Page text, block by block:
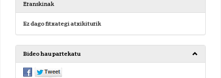
Eranskinak
Ez dago fitxategi atxikiturik
Bideo hau partekatu